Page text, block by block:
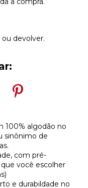
devolver.
100% algodão no
sinônimo de
com pré-
você escolher
e durabildade no